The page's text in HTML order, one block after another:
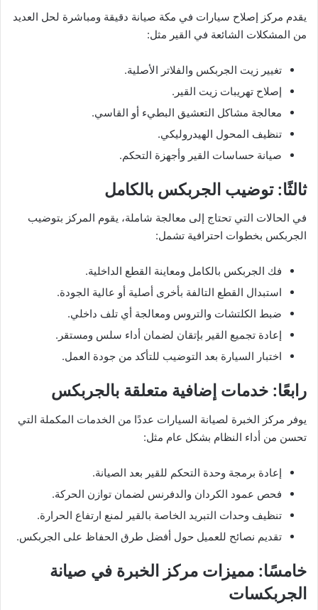
يقدم مركز إصلاح سيارات في مكة صيانة دقيقة ومباشرة لحل العديد
من المشكلات الشائعة في القير مثل:
تغيير زيت الجربكس والفلاتر الأصلية.
إصلاح تهريبات زيت القير.
معالجة مشاكل التعشيق البطيء أو القاسي.
تنظيف المحول الهيدروليكي.
صيانة حساسات القير وأجهزة التحكم.
ثالثًا: توضيب الجربكس بالكامل
في الحالات التي تحتاج إلى معالجة شاملة، يقوم المركز بتوضيب
الجربكس بخطوات احترافية تشمل:
فك الجربكس بالكامل ومعاينة القطع الداخلية.
استبدال القطع التالفة بأخرى أصلية أو عالية الجودة.
ضبط الكلتشات والتروس ومعالجة أي تلف داخلي.
إعادة تجميع القير بإتقان لضمان أداء سلس ومستقر.
اختبار السيارة بعد التوضيب للتأكد من جودة العمل.
رابعًا: خدمات إضافية متعلقة بالجربكس
يوفر مركز الخبرة لصيانة السيارات عددًا من الخدمات المكملة التي
تحسن من أداء النظام بشكل عام مثل:
إعادة برمجة وحدة التحكم للقير بعد الصيانة.
فحص عمود الكردان والدفرنس لضمان توازن الحركة.
تنظيف وحدات التبريد الخاصة بالقير لمنع ارتفاع الحرارة.
تقديم نصائح للعميل حول أفضل طرق الحفاظ على الجربكس.
خامسًا: مميزات مركز الخبرة في صيانة
الجربكسات